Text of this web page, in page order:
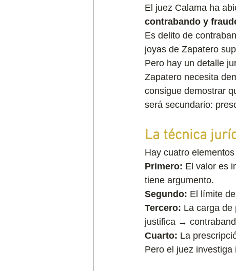
El juez Calama ha
contrabando y
Es delito de
joyas de Zapatero
Pero hay un detalle
Zapatero necesita
consigue demostrar
será secundario:
La técnica
Hay cuatro
Primero: El valor es
tiene argumento.
Segundo: El límite
Tercero: La carga de
justifica →
Cuarto: La
Pero el juez investiga